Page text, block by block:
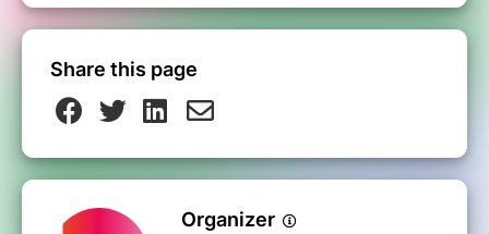
Share this page
Organizer